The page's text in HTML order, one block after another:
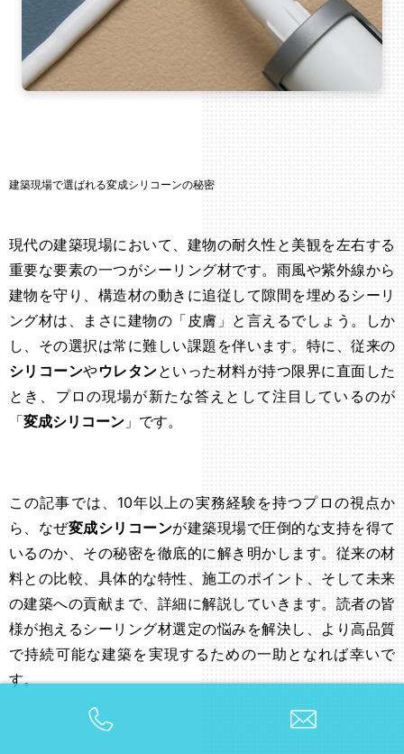
建築現場で選ばれる変成シリコーンの秘密
現代の建築現場において、建物の耐久性と美観を左右する
重要な要素の一つがシーリング材です。雨風や紫外線から
建物を守り、構造材の動きに追従して隙間を埋めるシーリ
ング材は、まさに建物の「皮膚」と言えるでしょう。しか
し、その選択は常に難しい課題を伴います。特に、従来の
シリコーンやウレタンといった材料が持つ限界に直面した
とき、プロの現場が新たな答えとして注目しているのが
「変成シリコーン 」です。
この記事では、10年以上の実務経験を持つプロの視点か
ら、なぜ変成シリコーンが建築現場で圧倒的な支持を得て
いるのか、その秘密を徹底的に解き明かします。従来の材
料との比較、具体的な特性、施工のポイント、そして未来
の建築への貢献まで、詳細に解説していきます。読者の皆
様が抱えるシーリング材選定の悩みを解決し、より高品質
で持続可能な建築を実現するための一助となれば幸いで
す。